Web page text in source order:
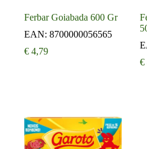
Ferbar Goiabada 600 Gr
EAN: 8700000056565
€ 4,79
€